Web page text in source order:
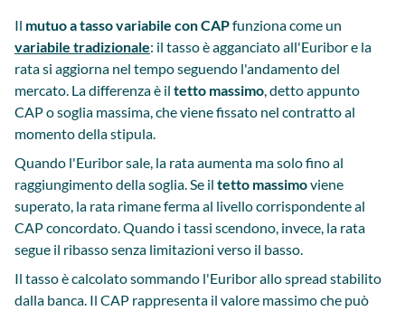
Il mutuo a tasso variabile con CAPfunziona come un
variabile tradizionale: il tasso è agganciato all'Euribor e la
rata si aggiorna nel tempo seguendo l'andamento del
mercato. La differenza è il tetto massimo, detto appunto
CAP o soglia massima, che viene fissato nel contratto al
momento della stipula.
Quando l'Euribor sale, la rata aumenta ma solo fino al
raggiungimento della soglia. Se il tetto massimoviene
superato, la rata rimane ferma al livello corrispondente al
CAP concordato. Quando i tassi scendono, invece, la rata
segue il ribasso senza limitazioni verso il basso.
Il tasso è calcolato sommando l'Euribor allo spread stabilito
dalla banca. Il CAP rappresenta il valore massimo che può